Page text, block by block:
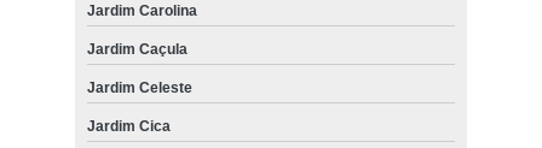
Jardim Carolina
Jardim Caçula
Jardim Celeste
Jardim Cica